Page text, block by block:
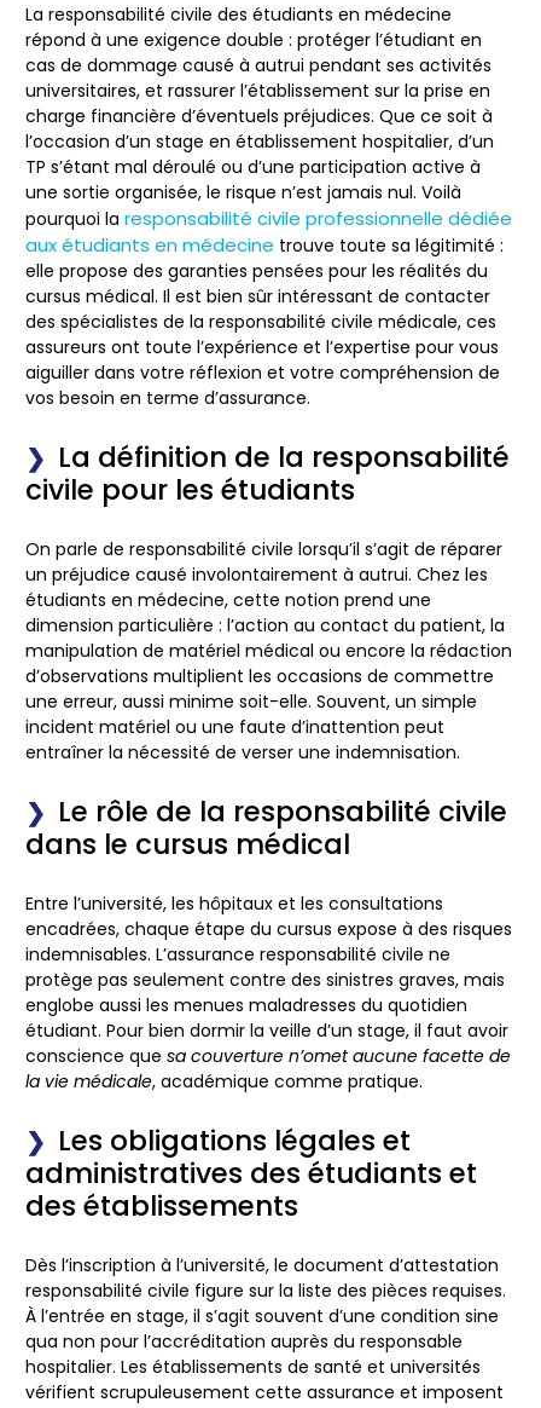
La responsabilité civile des étudiants en médecine
répond à une exigence double : protéger l’étudiant en
cas de dommage causé à autrui pendant ses activités
universitaires, et rassurer l’établissement sur la prise en
charge financière d’éventuels préjudices. Que ce soit à
l’occasion d’un stage en établissement hospitalier, d’un
TP s’étant mal déroulé ou d’une participation active à
une sortie organisée, le risque n’est jamais nul. Voilà
pourquoi la responsabilité civile professionnelle dédiée
aux étudiants en médecine trouve toute sa légitimité :
elle propose des garanties pensées pour les réalités du
cursus médical. Il est bien sûr intéressant de contacter
des spécialistes de la responsabilité civile médicale, ces
assureurs ont toute l’expérience et l’expertise pour vous
aiguiller dans votre réflexion et votre compréhension de
vos besoin en terme d’assurance.
La définition de la responsabilité
civile pour les étudiants
On parle de responsabilité civile lorsqu’il s’agit de réparer
un préjudice causé involontairement à autrui. Chez les
étudiants en médecine, cette notion prend une
dimension particulière : l’action au contact du patient, la
manipulation de matériel médical ou encore la rédaction
d’observations multiplient les occasions de commettre
une erreur, aussi minime soit-elle. Souvent, un simple
incident matériel ou une faute d’inattention peut
entraîner la nécessité de verser une indemnisation.
Le rôle de la responsabilité civile
dans le cursus médical
Entre l’université, les hôpitaux et les consultations
encadrées, chaque étape du cursus expose à des risques
indemnisables. L’assurance responsabilité civile ne
protège pas seulement contre des sinistres graves, mais
englobe aussi les menues maladresses du quotidien
étudiant. Pour bien dormir la veille d’un stage, il faut avoir
conscience que sa couverture n’omet aucune facette de
la vie médicale, académique comme pratique.
Les obligations légales et
administratives des étudiants et
des établissements
Dès l’inscription à l’université, le document d’attestation
responsabilité civile figure sur la liste des pièces requises.
À l’entrée en stage, il s’agit souvent d’une condition sine
qua non pour l’accréditation auprès du responsable
hospitalier. Les établissements de santé et universités
vérifient scrupuleusement cette assurance et imposent